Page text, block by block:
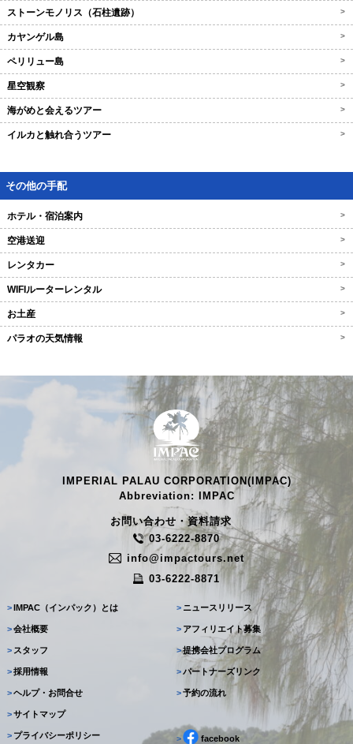
ストーンモノリス（石柱遺跡） >
カヤンゲル島 >
ペリリュー島 >
星空観察 >
海がめと会えるツアー >
イルカと触れ合うツアー >
その他の手配
ホテル・宿泊案内 >
空港送迎 >
レンタカー >
WIFIルーターレンタル >
お土産 >
パラオの天気情報 >
IMPERIAL PALAU CORPORATION(IMPAC)
Abbreviation: IMPAC
お問い合わせ・資料請求
03-6222-8870
info@impactours.net
03-6222-8871
> IMPAC（インパック）とは
>会社概要
> スタッフ
>採用情報
>ヘルプ・お問合せ
>サイトマップ
> ニュースリリース
> アフィリエイト募集
>提携会社プログラム
>パートナーズリンク
>予約の流れ
> プライバシーポリシー > facebook